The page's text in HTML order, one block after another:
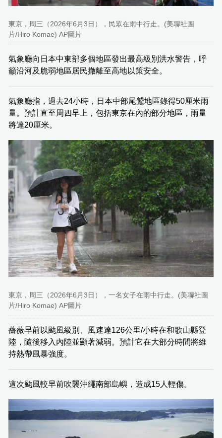
東京，周三（2026年6月3日），民眾在雨中行走。(美聯社圖
片/Hiro Komae) AP圖片
氣象廳向日本中東部多個地區發出最高級別洪水警告，呼
籲沿河及脆弱地區居民撤離至高地以策安全。
氣象廳指，過去24小時，日本中部尾鷲地區錄得50厘米雨
量。預計直至周四早上，包括東京在內的部分地區，雨量
將達20厘米。
東京，周三（2026年6月3日），一名女子在雨中行走。(美聯社圖
片/Hiro Komae) AP圖片
薔薇早前以颱風級別、風速達126公里/小時在和歌山縣登
陸，隨後移入內陸並顯著減弱。預計它在大部分時間將維
持熱帶風暴強度。
這次颱風較早前吹襲沖繩南部島嶼，造成15人輕傷。